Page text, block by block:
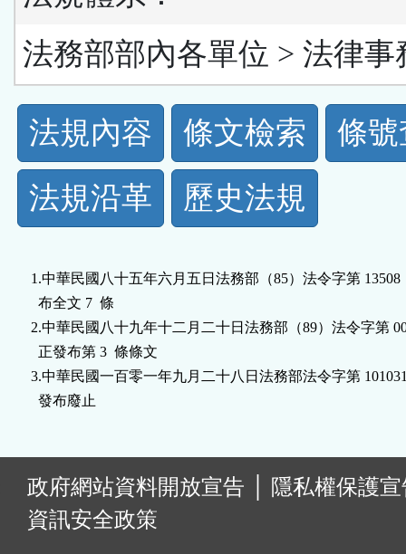
法務部部內各單位 > 法律事
法
規
功
按
鈕
區
法規內容 條文檢索
條
法規沿革
歷史法規
1.中華民國八十五年六月五日法務部（85）法令字第 13508
  布全文 7  條
2.中華民國八十九年十二月二十日法務部（89）法令字第
  正發布第 3  條條文
3.中華民國一百零一年九月二十八日法務部法令字第
  發布廢止
政府網站資料開放宣告
隱私權保護
資訊安全政策